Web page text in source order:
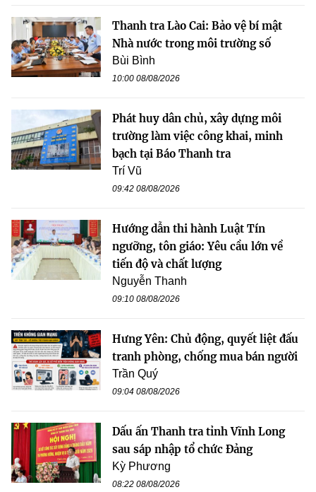
Thanh tra Lào Cai: Bảo vệ bí mật
Nhà nước trong môi trường số
Bùi Bình
10:00 08/08/2026
Phát huy dân chủ, xây dựng môi
trường làm việc công khai, minh
bạch tại Báo Thanh tra
Trí Vũ
09:42 08/08/2026
Hướng dẫn thi hành Luật Tín
ngưỡng, tôn giáo: Yêu cầu lớn về
tiến độ và chất lượng
Nguyễn Thanh
09:10 08/08/2026
Hưng Yên: Chủ động, quyết liệt đấu
tranh phòng, chống mua bán người
Trần Quý
09:04 08/08/2026
Dấu ấn Thanh tra tỉnh Vĩnh Long
sau sáp nhập tổ chức Đảng
Kỳ Phương
08:22 08/08/2026